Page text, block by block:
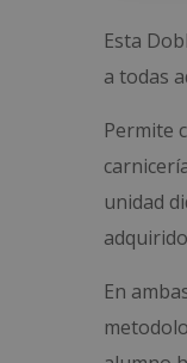
Esta
a todas
Permite
unidad
En